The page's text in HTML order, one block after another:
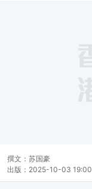
撰文： 苏国豪
出版： 2025-10-03 19:00